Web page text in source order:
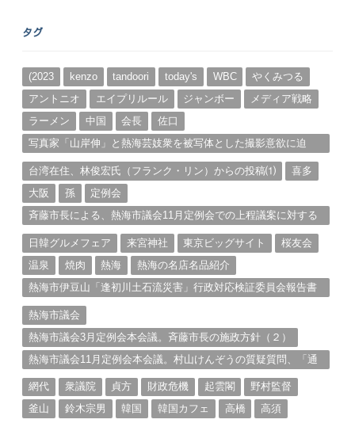
カ
ブ
タグ
(2023 kenzo tandoori today's WBC
やくみつる
アントニオ
エイプリルール ジャンボー
メディア戦略
ラーメン
中国 会長
佐口
写真家「山岸伸」と熱海芸妓衆を被写体とした撮影意欲に迫
台湾在住、林俊宏氏（フランク・リン）からの投稿⑴
喜多
大阪
孫
定例会
斉藤市長による、熱海市議会11月定例会での上程議案に対する
日韓グルメフェア
来宮神社 東京ビッグサイト
桜友会
温泉
焼肉 熱海
熱海の名店名品紹介
熱海市伊豆山「逢初川土石流災害」行政対応検証委員会報告書
熱海市議会
熱海市議会3月定例会本会議。斉藤市長の施政方針（２）
熱海市議会11月定例会本会議。村山けんぞうの質疑質問、「通
網代
衆議院 貞方 財政危機 起雲閣
野村監督
釜山
鈴木宗男 韓国 韓国カフェ 高橋 高須